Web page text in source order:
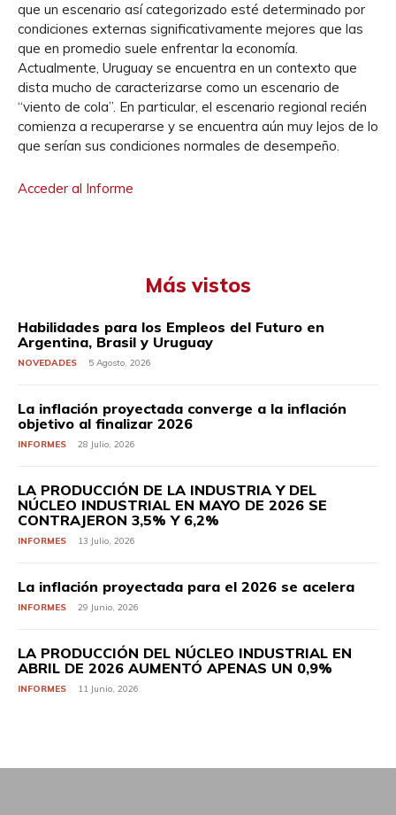
que un escenario así categorizado esté determinado por
condiciones externas significativamente mejores que las
que en promedio suele enfrentar la economía.
Actualmente, Uruguay se encuentra en un contexto que
dista mucho de caracterizarse como un escenario de
“viento de cola”. En particular, el escenario regional recién
comienza a recuperarse y se encuentra aún muy lejos de lo
que serían sus condiciones normales de desempeño.
Acceder al Informe
Más vistos
Habilidades para los Empleos del Futuro en
Argentina, Brasil y Uruguay
NOVEDADES 5 Agosto, 2026
La inflación proyectada converge a la inflación
objetivo al finalizar 2026
INFORMES 28 Julio, 2026
LA PRODUCCIÓN DE LA INDUSTRIA Y DEL
NÚCLEO INDUSTRIAL EN MAYO DE 2026 SE
CONTRAJERON 3,5% Y 6,2%
INFORMES 13 Julio, 2026
La inflación proyectada para el 2026 se acelera
INFORMES 29 Junio, 2026
LA PRODUCCIÓN DEL NÚCLEO INDUSTRIAL EN
ABRIL DE 2026 AUMENTÓ APENAS UN 0,9%
INFORMES 11 Junio, 2026